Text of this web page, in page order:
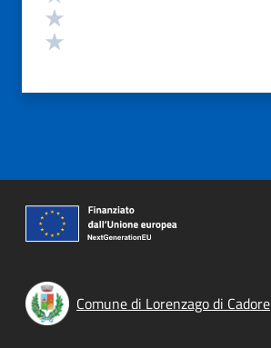
Comune di Lorenzago di Cadore